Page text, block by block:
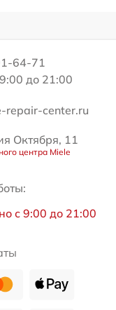
64-71
до 21:00
repair-center.ru
Октября, 11
центра Miele
с 9:00 до 21:00